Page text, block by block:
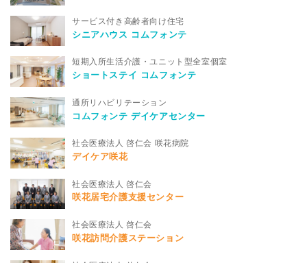
サービス付き高齢者向け住宅
シニアハウス コムフォンテ
短期入所生活介護・ユニット型全室個室
ショートステイ コムフォンテ
通所リハビリテーション
コムフォンテ デイケアセンター
社会医療法人 啓仁会 咲花病院
デイケア咲花
社会医療法人 啓仁会
咲花居宅介護支援センター
社会医療法人 啓仁会
咲花訪問介護ステーション